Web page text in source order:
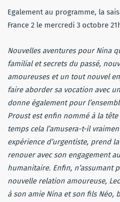
Egalement au programme, la
France 2 le mercredi 3 octobre
Nouvelles aventures pour Nina
familial et secrets du passé,
amoureuses et un tout nouvel
faire aborder sa vocation avec
donne également pour
Proust est enfin nommé à la
temps cela l’amusera-t-il
expérience d’urgentiste, prend
renouer avec son engagement
humanitaire. Enfin, n’assumant
nouvelle relation amoureuse,
à son amie Nina et son fils Néo,